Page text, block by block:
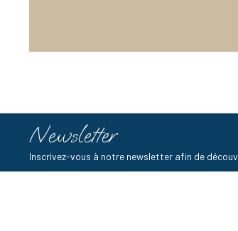
Newsletter
Inscrivez-vous à notre newsletter afin de